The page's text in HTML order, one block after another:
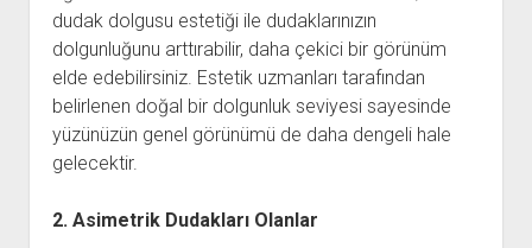
dudak dolgusu estetiği ile dudaklarınızın
dolgunluğunu arttırabilir, daha çekici bir görünüm
elde edebilirsiniz. Estetik uzmanları tarafından
belirlenen doğal bir dolgunluk seviyesi sayesinde
yüzünüzün genel görünümü de daha dengeli hale
gelecektir.
2. Asimetrik Dudakları Olanlar